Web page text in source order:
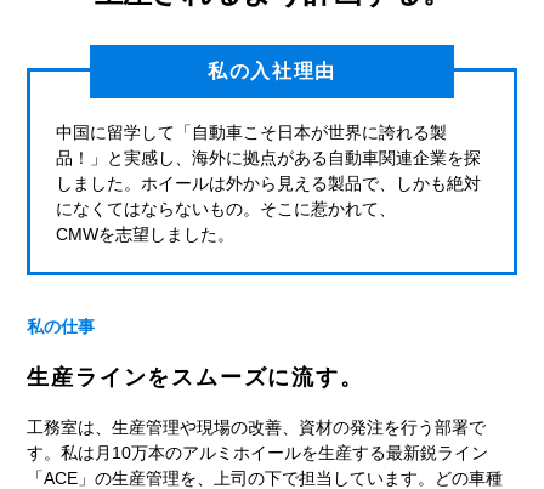
私の入社理由
中国に留学して「自動車こそ日本が世界に誇れる製
品！」と実感し、海外に拠点がある自動車関連企業を探
しました。ホイールは外から見える製品で、しかも絶対
になくてはならないもの。そこに惹かれて、
CMWを志望しました。
私の仕事
生産ラインをスムーズに流す。
工務室は、生産管理や現場の改善、資材の発注を行う部署で
す。私は月10万本のアルミホイールを生産する最新鋭ライン
「ACE」の生産管理を、上司の下で担当しています。どの車種